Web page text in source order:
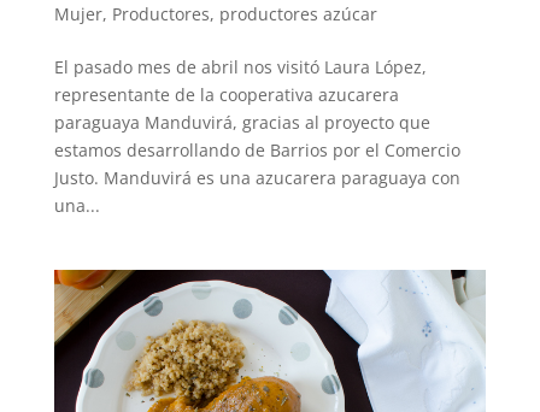
Mujer, Productores, productores azúcar
El pasado mes de abril nos visitó Laura López,
representante de la cooperativa azucarera
paraguaya Manduvirá, gracias al proyecto que
estamos desarrollando de Barrios por el Comercio
Justo. Manduvirá es una azucarera paraguaya con
una...